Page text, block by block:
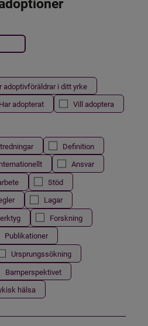
automatiskt
adoptivföräldrar i ditt yrke
Har adopterat Vill adoptera
Definition
Ansvar
Stöd
Lagar
Forskning
Publikationer
Ursprungssökning
Barnperspektivet
hälsa